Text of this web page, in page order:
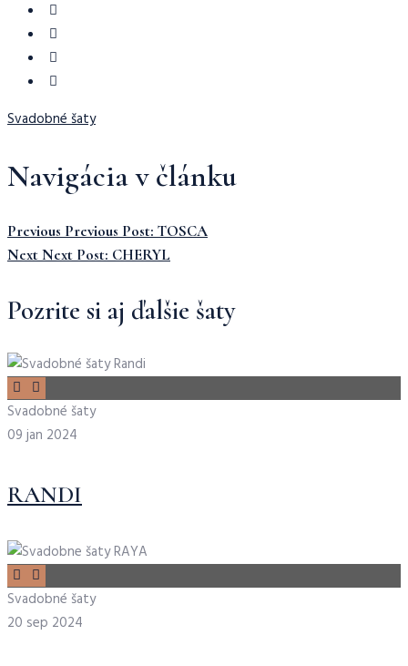
Svadobné šaty
Navigácia v článku
Previous Previous Post: TOSCA
NextNext Post: CHERYL
Pozrite si aj ďalšie šaty
Svadobné šaty
09 jan 2024
RANDI
Svadobné šaty
20 sep 2024